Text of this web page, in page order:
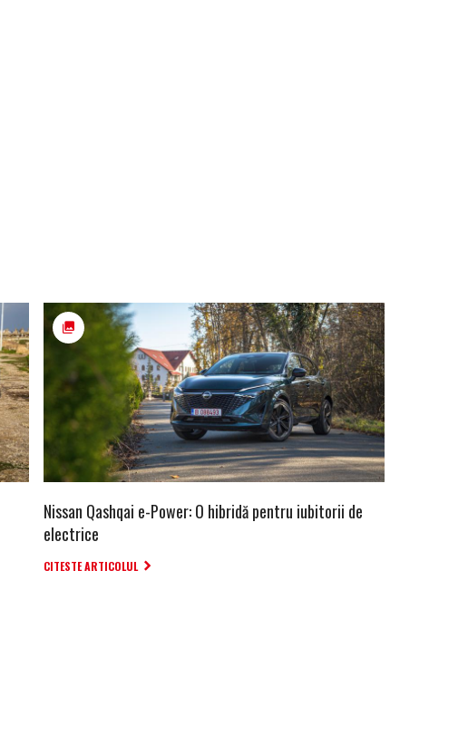
Nissan Qashqai e-Power: O hibridă pentru iubitorii de
electrice
CITESTE ARTICOLUL